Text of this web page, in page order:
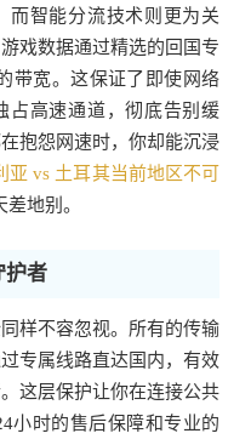
而智能分流技术则更为关
戏数据通过精选的回国专
带宽。这保证了即使网络
占高速通道，彻底告别缓
抱怨网速时，你却能沉浸
亚 vs 土耳其当前地区不可
地别。
护者
样不容忽视。所有的传输
专属线路直达国内，有效
这层保护让你在连接公共
小时的售后保障和专业的